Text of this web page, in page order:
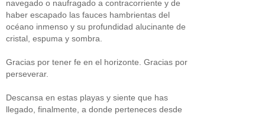
navegado o naufragado a contracorriente y de
haber escapado las fauces hambrientas del
océano inmenso y su profundidad alucinante de
cristal, espuma y sombra.
Gracias por tener fe en el horizonte. Gracias por
perseverar.
Descansa en estas playas y siente que has
llegado, finalmente, a donde perteneces desde